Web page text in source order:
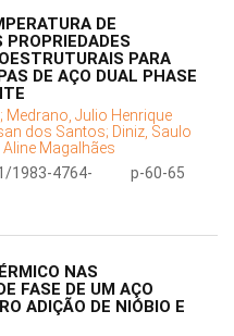
DE
PARA
DE AÇO DUAL PHASE
Medrano, Julio Henrique
dos Santos; Diniz, Saulo
Magalhães
1983-4764-
p-60-65
NAS
FASE DE UM AÇO
ADIÇÃO DE NIÓBIO E